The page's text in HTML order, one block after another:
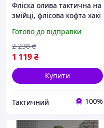
Фліска олива тактична на
змійці, флісова кофта хакі
флісовка тепла 3XL Hn1ak
Готово до відправки
1 119₴
2 238 ₴
Купити
Тактичний 100%